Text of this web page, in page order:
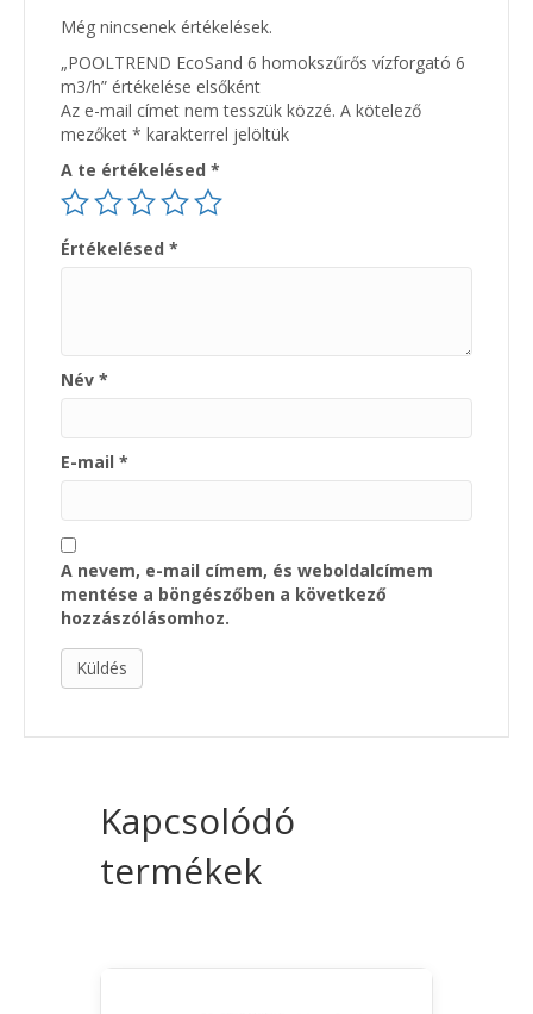
Még nincsenek értékelések.
„POOLTREND EcoSand 6 homokszűrős vízforgató 6
m3/h” értékelése elsőként
Az e-mail címet nem tesszük közzé. A kötelező
mezőket * karakterrel jelöltük
A te értékelésed *
Értékelésed *
Név *
E-mail *
A nevem, e-mail címem, és weboldalcímem
mentése a böngészőben a következő
hozzászólásomhoz.
Kapcsolódó
termékek